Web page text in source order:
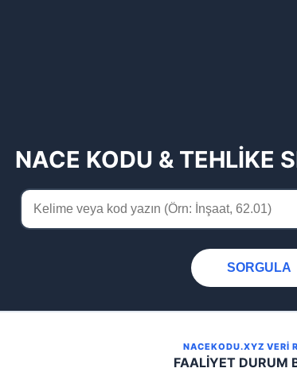
NACE KODU & TEHLİKE
SORGULA
NACEKODU.XYZ VERİ
FAALİYET DURUM